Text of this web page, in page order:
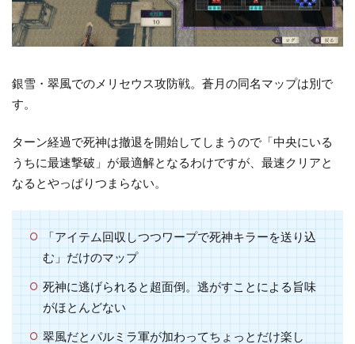
銀雪・翠風でのメリセウス攻防戦。蒼月の同名マップは別で
す。
ターン経過で死神は撤退を開始してしまうので「中央にいる
うちに最速撃破」が最適解となるわけですが、最速クリアと
なるとやっぱりつまらない。
「アイテム回収しつつワープで死神キラーを送り込
む」だけのマップ
死神に逃げられると超面倒。逃がすことによる旨味
がほとんどない
翠風だとパルミラ軍が加わってちょっとだけ楽し